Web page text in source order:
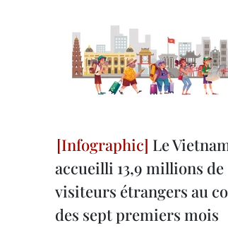
Le
accueilli 13,9 millions de
visiteurs étrangers au
des sept premiers mois